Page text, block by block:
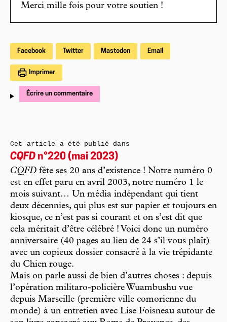
Merci mille fois pour votre soutien !
Facebook Twitter Mastodon Email
Imprimer
Écrire un commentaire
Cet article a été publié dans
CQFD n°220 (mai 2023)
CQFD fête ses 20 ans d’existence ! Notre numéro 0
est en effet paru en avril 2003, notre numéro 1 le
mois suivant… Un média indépendant qui tient
deux décennies, qui plus est sur papier et toujours en
kiosque, ce n’est pas si courant et on s’est dit que
cela méritait d’être célébré ! Voici donc un numéro
anniversaire (40 pages au lieu de 24 s’il vous plaît)
avec un copieux dossier consacré à la vie trépidante
du Chien rouge.
Mais on parle aussi de bien d’autres choses : depuis
l’opération militaro-policière Wuambushu vue
depuis Marseille (première ville comorienne du
monde) à un entretien avec Lise Foisneau autour de